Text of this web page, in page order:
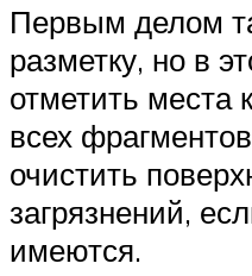
Первым делом
разметку, но в
отметить места
всех
очистить
загрязнений,
имеются.